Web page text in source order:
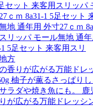
セット 来客用スリッパ
ｃｍ 8a31-1 5足セット
地 通年用 外寸27ｃｍ
リッパ モール無地 通
1 5足セット 来客用スリ
方
香りが広がる万能ドレ
柚子が薫るさっぱり
ラダや焼き魚にも。
が広がる万能ドレッシ